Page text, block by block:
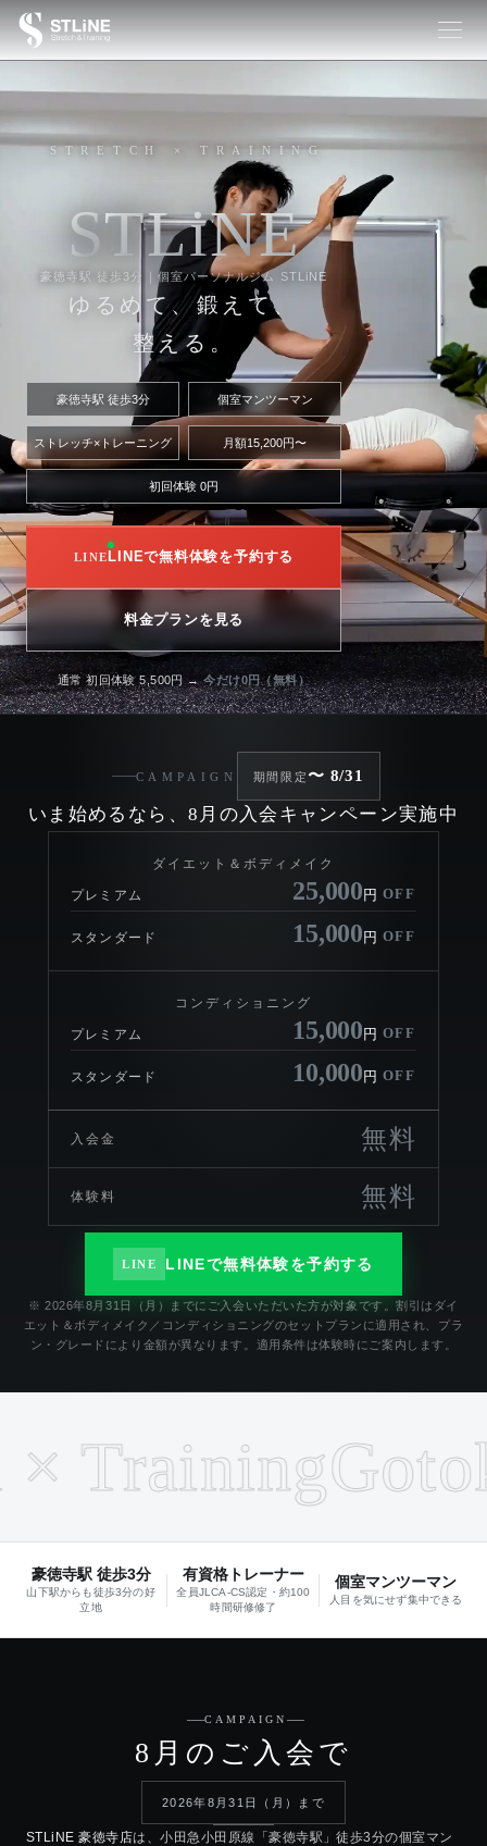
STRETCH × TRAINING
STLiNE
豪徳寺駅 徒歩3分｜個室パーソナルジム STLiNE
ゆるめて、鍛えて、
整える。
豪徳寺駅 徒歩3分 個室マンツーマン
ストレッチ×トレーニング 月額15,200円〜
初回体験 0円
LINEで無料体験を予約する
料金プランを見る
通常 初回体験 5,500円 →今だけ0円（無料）
CAMPAIGN 期間限定〜 8/31
いま始めるなら、8月の入会キャンペーン実施中
ダイエット＆ボディメイク
プレミアム 25,000 円 OFF
スタンダード 15,000 円 OFF
コンディショニング
プレミアム 15,000 円 OFF
スタンダード 10,000 円 OFF
入会金 無料
体験料 無料
LINE LINEで無料体験を予約する
※ 2026年8月31日（月）までにご入会いただいた方が対象です。割引はダイ
エット＆ボディメイク／コンディショニングのセットプランに適用され、プラ
ン・グレードにより金額が異なります。適用条件は体験時にご案内します。
豪徳寺駅 徒歩3分
山下駅からも徒歩3分の好
立地
有資格トレーナー
全員JLCA-CS認定・約100
時間研修修了
個室マンツーマン
人目を気にせず集中できる
CAMPAIGN
8月のご入会で
2026年8月31日（月） まで
STLiNE 豪徳寺店は、小田急小田原線「豪徳寺駅」徒歩3分の個室マン